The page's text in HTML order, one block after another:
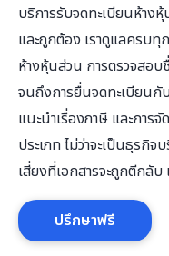
บริการรับจดทะเบียนห้าง
และถูกต้อง เราดูแลครบ
ห้างหุ้นส่วน การตรวจสอบ
จนถึงการยื่นจดทะเบียน
แนะนำเรื่องภาษี และกา
ประเภท ไม่ว่าจะเป็นธุรกิ
เสี่ยงที่เอกสารจะถูกตีกลับ
ปรึกษาฟรี